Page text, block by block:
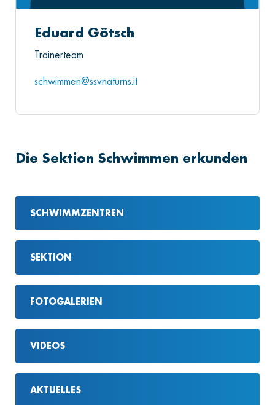
Eduard Götsch
Trainerteam
schwimmen@ssvnaturns.it
Die Sektion Schwimmen erkunden
SCHWIMMZENTREN
SEKTION
FOTOGALERIEN
VIDEOS
AKTUELLES